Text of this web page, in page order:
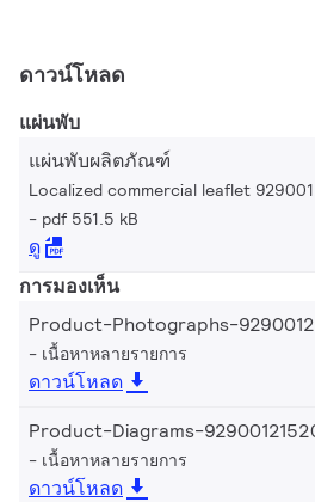
ดาวน์โหลด
แผ่นพับ
แผ่นพับผลิตภัณฑ์
Localized commercial leaflet
pdf 551.5 kB
ดู
การมองเห็น
Product-Photographs-
เนื้อหาหลายรายการ
ดาวน์โหลด
Product-Diagrams-
เนื้อหาหลายรายการ
ดาวน์โหลด